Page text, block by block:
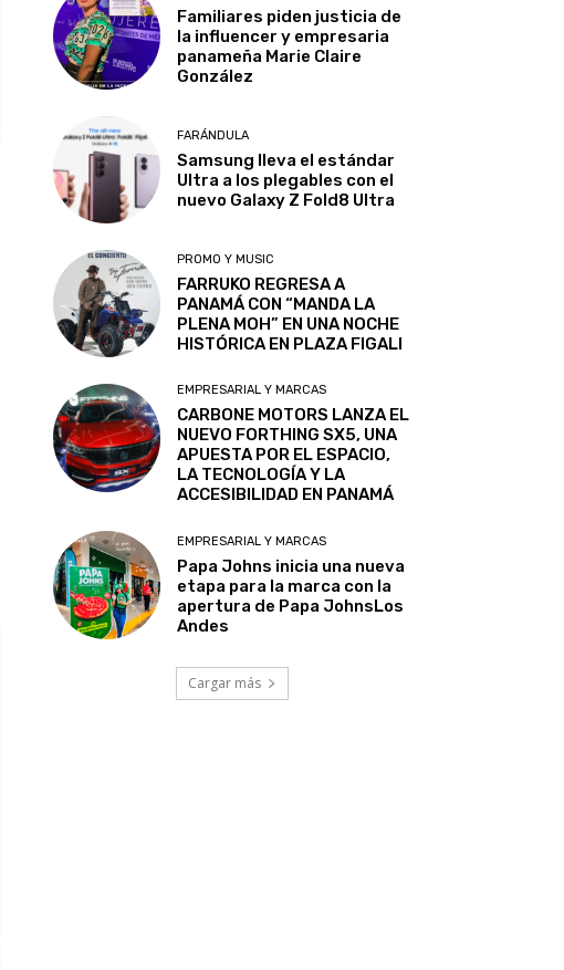
Familiares piden justicia de
la influencer y empresaria
panameña Marie Claire
González
FARÁNDULA
Samsung lleva el estándar
Ultra a los plegables con el
nuevo Galaxy Z Fold8 Ultra
PROMO Y MUSIC
FARRUKO REGRESA A
PANAMÁ CON “MANDA LA
PLENA MOH” EN UNA NOCHE
HISTÓRICA EN PLAZA FIGALI
EMPRESARIAL Y MARCAS
CARBONE MOTORS LANZA EL
NUEVO FORTHING SX5, UNA
APUESTA POR EL ESPACIO,
LA TECNOLOGÍA Y LA
ACCESIBILIDAD EN PANAMÁ
EMPRESARIAL Y MARCAS
Papa Johns inicia una nueva
etapa para la marca con la
apertura de Papa JohnsLos
Andes
Cargar más